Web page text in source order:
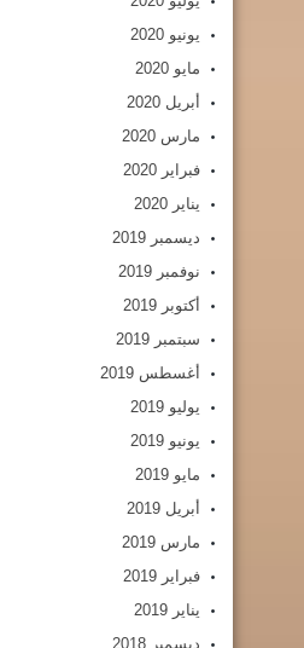
يونيو 2020
مايو 2020
أبريل 2020
مارس 2020
فبراير 2020
يناير 2020
ديسمبر 2019
نوفمبر 2019
أكتوبر 2019
سبتمبر 2019
أغسطس 2019
يوليو 2019
يونيو 2019
مايو 2019
أبريل 2019
مارس 2019
فبراير 2019
يناير 2019
ديسمبر 2018